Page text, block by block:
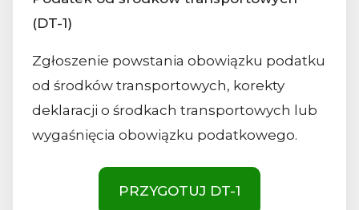
(DT-1)
Zgłoszenie powstania obowiązku podatku
od środków transportowych, korekty
deklaracji o środkach transportowych lub
wygaśnięcia obowiązku podatkowego.
PRZYGOTUJ DT-1